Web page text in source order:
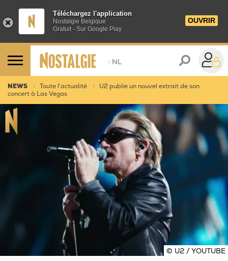
Téléchargez l'application
Nostalgie Belgique
Gratuit - Sur Google Play
OUVRIR
> NL
NEWS Toute l'actualité
U2 publie un nouvel extrait de son
concert à Las Vegas
© U2 / YOUTUBE